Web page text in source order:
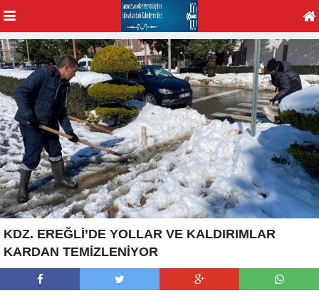
KDZ. EREĞLİ’DE YOLLAR VE KALDIRIMLAR
KARDAN TEMİZLENİYOR